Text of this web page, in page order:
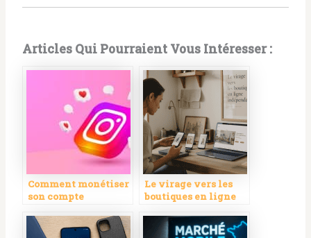
Articles Qui Pourraient Vous Intéresser :
Comment monétiser
son compte
Le virage vers les
boutiques en ligne